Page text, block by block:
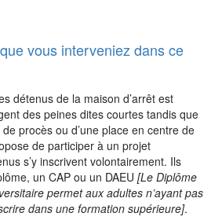
vous interveniez dans ce
détenus de la maison d’arrêt est
des peines dites courtes tandis que
procès ou d’une place en centre de
de participer à un projet
s’y inscrivent volontairement. Ils
un CAP ou un DAEU [Le Diplôme
permet aux adultes n’ayant pas
dans une formation supérieure].